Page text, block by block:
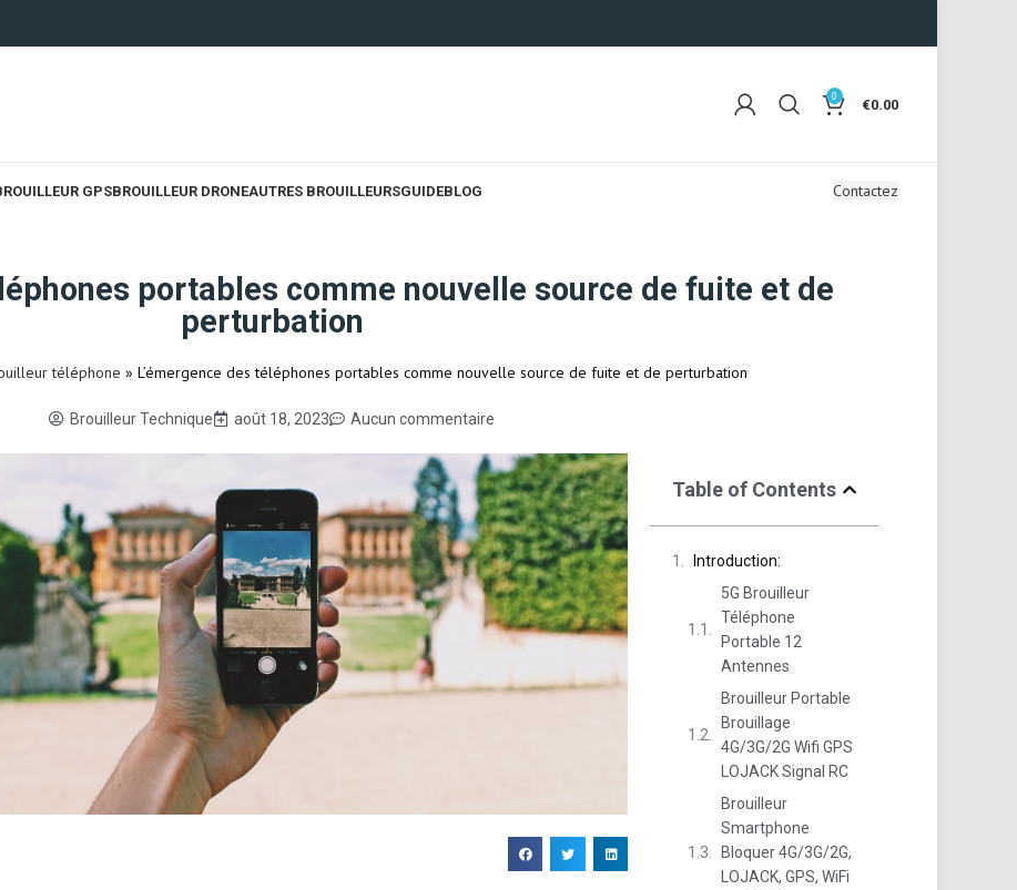
0 €0.00
GPSBROUILLEUR DRONEAUTRES BROUILLEURSGUIDEBLOG Contactez
portables comme nouvelle source de fuite et de
perturbation
téléphone » L’émergence des téléphones portables comme nouvelle source de fuite et de perturbation
Brouilleur Technique août 18, 2023 Aucun commentaire
Table of Contents
Introduction:
5G Brouilleur
Téléphone
Portable 12
Antennes
Brouilleur Portable
Brouillage
4G/3G/2G Wifi GPS
LOJACK Signal RC
Brouilleur
Smartphone
Bloquer 4G/3G/2G,
LOJACK, GPS, WiFi